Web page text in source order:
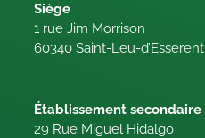
Siège
1 rue Jim Morrison
60340 Saint-Leu-d’Esserent
Établissement secondaire
29 Rue Miguel Hidalgo